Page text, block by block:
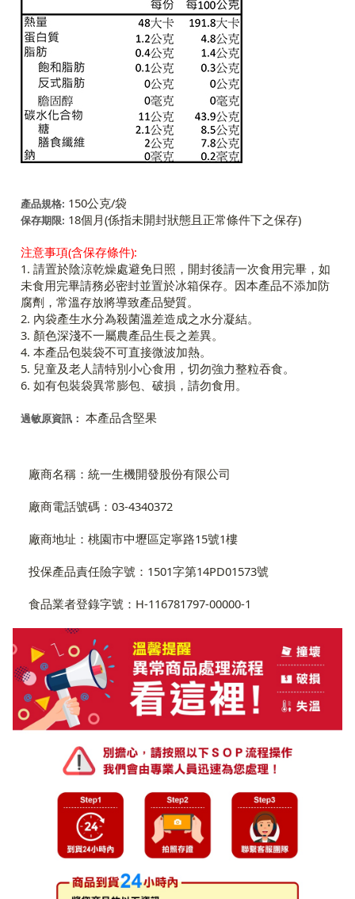
產品規格: 150公克/袋
保存期限: 18個月(係指未開封狀態且正常條件下之保存)
注意事項(含保存條件):
1. 請置於陰涼乾燥處避免日照，開封後請一次食用完畢，如
未食用完畢請務必密封並置於冰箱保存。因本產品不添加防
腐劑，常溫存放將導致產品變質。
2. 內袋產生水分為殺菌溫差造成之水分凝結。
3. 顏色深淺不一屬農產品生長之差異。
4. 本產品包裝袋不可直接微波加熱。
5. 兒童及老人請特別小心食用，切勿強力整粒吞食。
6. 如有包裝袋異常膨包、破損，請勿食用。
過敏原資訊： 本產品含堅果
廠商名稱：統一生機開發股份有限公司
廠商電話號碼：03-4340372
廠商地址：桃園市中壢區定寧路15號1樓
投保產品責任險字號：1501字第14PD01573號
食品業者登錄字號：H-116781797-00000-1